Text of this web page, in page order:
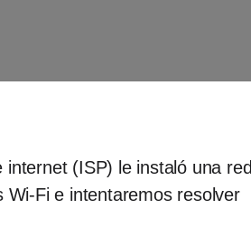
(ISP) le instaló una red
Wi-Fi e intentaremos resolver